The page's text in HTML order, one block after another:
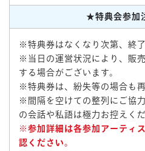
★特典会参加
※特典券はなくなり次第、終了
※当日の運営状況により、販
する場合がございます。
※特典券は、紛失等の場合も
※間隔を空けての整列にご協
の会話や私語は極力お控えくだ
※参加詳細は各参加アーティ
認ください。